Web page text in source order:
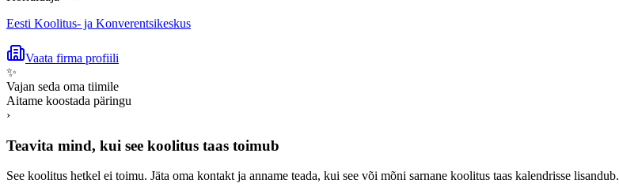
Eesti Koolitus- ja Konverentsikeskus
Vaata firma profiili
✨
Vajan seda oma tiimile
Aitame koostada päringu
›
Teavita mind, kui see koolitus taas toimub
See koolitus hetkel ei toimu. Jäta oma kontakt ja anname teada, kui see või mõni sarnane koolitus taas kalendrisse lisandub.